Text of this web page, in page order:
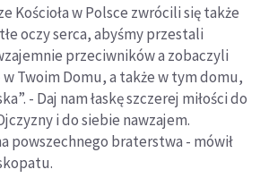
Kościoła w Polsce zwrócili się także
oczy serca, abyśmy przestali
przeciwników a zobaczyli
Twoim Domu, a także w tym domu,
- Daj nam łaskę szczerej miłości do
i do siebie nawzajem.
powszechnego braterstwa - mówił